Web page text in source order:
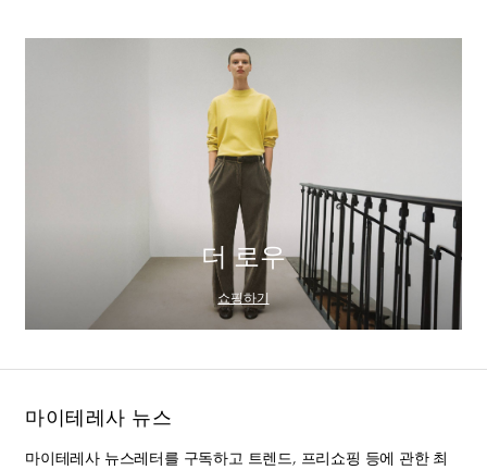
더 로우
쇼핑하기
마이테레사 뉴스
마이테레사 뉴스레터를 구독하고 트렌드, 프리쇼핑 등에 관한 최